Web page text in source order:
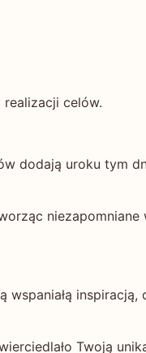
realizacji celów.
dodają uroku tym
Twoją